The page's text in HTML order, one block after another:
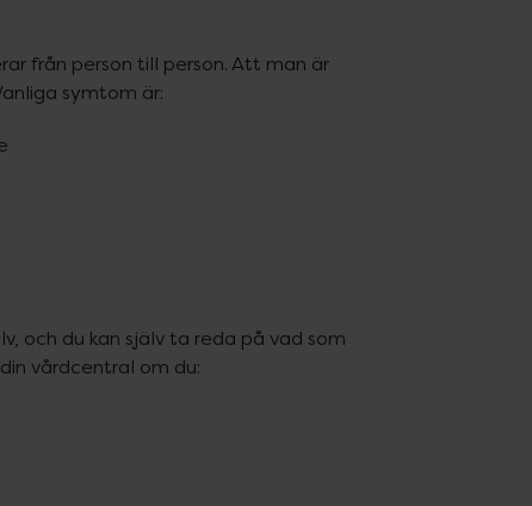
från person till person. Att man är
symtom är:
och du kan själv ta reda på vad som
vårdcentral om du: